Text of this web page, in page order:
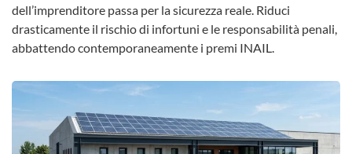
dell’imprenditore passa per la sicurezza reale. Riduci
drasticamente il rischio di infortuni e le responsabilità penali,
abbattendo contemporaneamente i premi INAIL.